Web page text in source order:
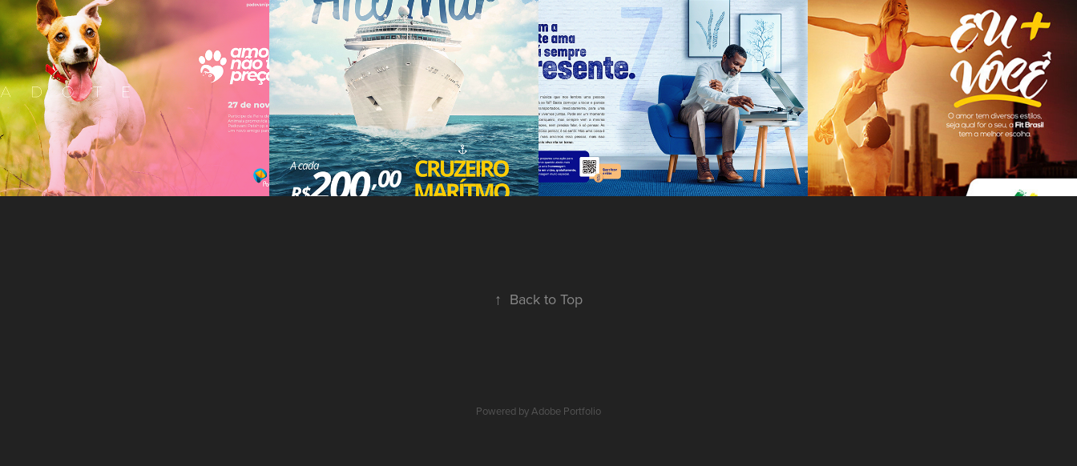
Amor não tem preço
- Padovani
2020
Milly & Você em
Alto Mar
2015
Grupo Zelo -
Campanha Finados
2021
2022
Fit Brasil - Anúncio
Dia dos Namorados
2015
↑ Back to Top
Powered byAdobe Portfolio